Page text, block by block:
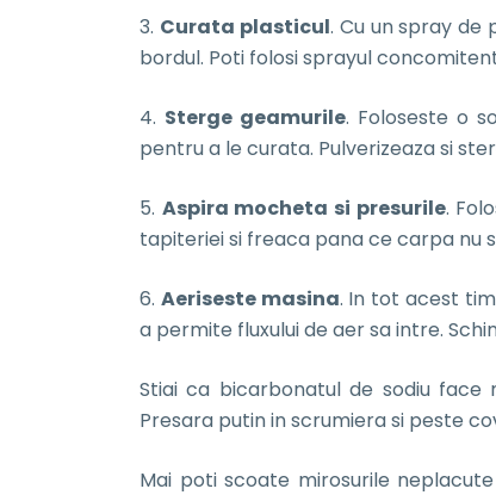
3. Curata plasticul. Cu un spray
bordul. Poti folosi sprayul
4. Sterge geamurile. Foloseste o
pentru a le curata. Pulverizeaza si
5. Aspira mocheta si presurile.
tapiteriei si freaca pana ce carpa nu
6. Aeriseste masina. In tot acest
a permite fluxului de aer sa intre.
Stiai ca bicarbonatul de sodiu face
Presara putin in scrumiera si peste
Mai poti scoate mirosurile